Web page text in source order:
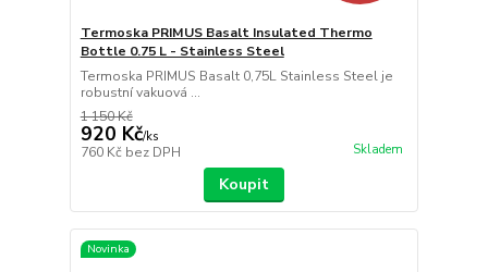
Termoska PRIMUS Basalt Insulated Thermo
Bottle 0.75 L - Stainless Steel
Termoska PRIMUS Basalt 0,75L Stainless Steel je
robustní vakuová ...
1 150 Kč
920 Kč/ks
760 Kč bez DPH Skladem
Koupit
Novinka